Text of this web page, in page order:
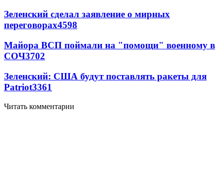
Зеленский сделал заявление о мирных
переговорах4598
Майора ВСП поймали на "помощи" военному в
СОЧ3702
Зеленский: США будут поставлять ракеты для
Patriot3361
Читать комментарии